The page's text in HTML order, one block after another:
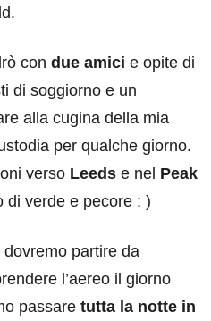
con due amici e opite di
di soggiorno e un
alla cugina della mia
per qualche giorno.
verso Leeds e nel Peak
di verde e pecore : )
dovremo partire da
l’aereo il giorno
passare tutta la notte in